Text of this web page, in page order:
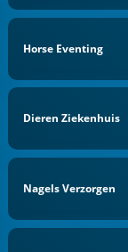
Horse Eventing
Dieren Ziekenhuis
Nagels Verzorgen